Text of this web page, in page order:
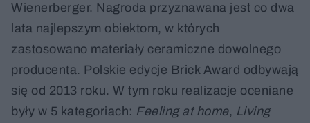
Wienerberger. Nagroda przyznawana jest co dwa
lata najlepszym obiektom, w których
zastosowano materiały ceramiczne dowolnego
producenta. Polskie edycje Brick Award odbywają
się od 2013 roku. W tym roku realizacje oceniane
były w 5 kategoriach: Feeling at home, Living